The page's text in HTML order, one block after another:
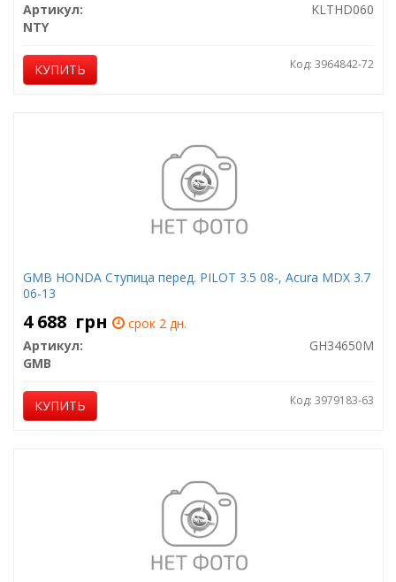
Артикул:
KLTHD060
NTY
КУПИТЬ Код: 3964842-72
GMB HONDA Ступица перед. PILOT 3.5 08-, Acura MDX 3.7
06-13
4 688 грн
срок 2 дн.
Артикул:
GH34650M
GMB
КУПИТЬ Код: 3979183-63